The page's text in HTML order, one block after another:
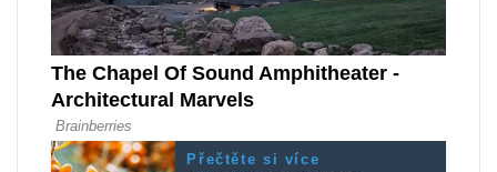
Přečtěte si více